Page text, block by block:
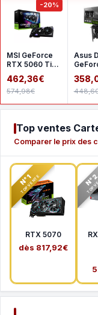
-20%
MSI GeForce
RTX 5060 Ti
8G GAMING
TRIO OC
462,36€
574,98€
Asus
5060
Top ventes
Comparer le prix des
N°1
TOP VENTE
RTX 5070
dès 817,92€
TOP